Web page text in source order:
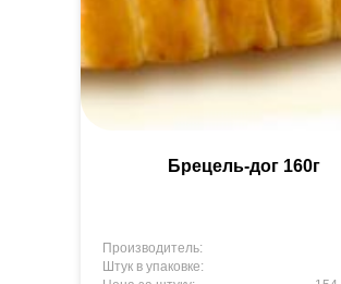
Брецель-дог 160г
Производитель:
Штук в упаковке: